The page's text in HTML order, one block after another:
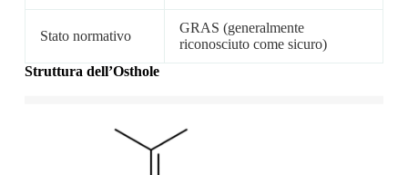
Stato normativo
GRAS (generalmente
riconosciuto come sicuro)
Struttura dell’Osthole